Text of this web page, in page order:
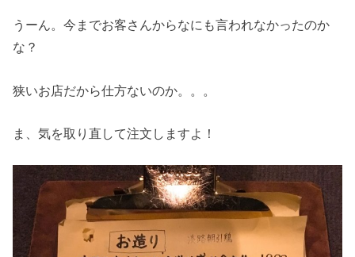
うーん。今までお客さんからなにも言われなかったのか
な？
狭いお店だから仕方ないのか。。。
ま、気を取り直して注文しますよ！